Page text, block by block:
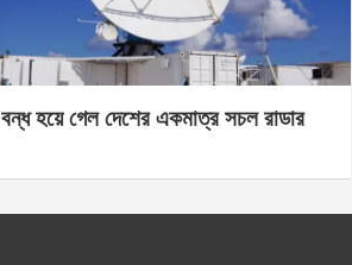
বন্ধ হয়ে গেল দেশের একমাত্র সচল রাডার